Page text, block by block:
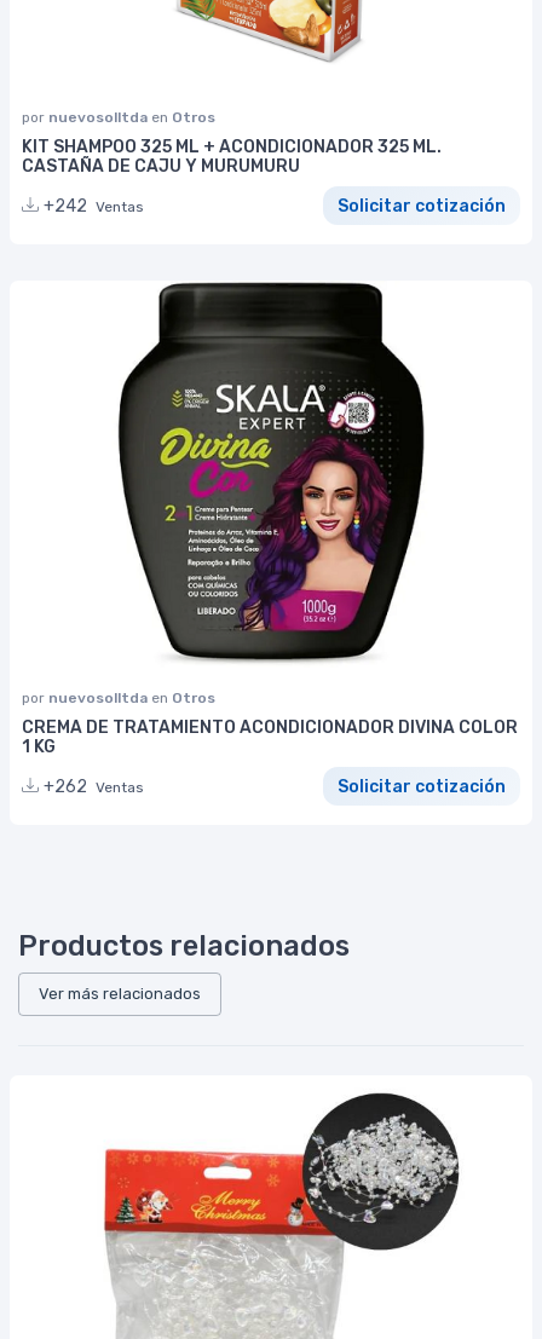
por nuevosolltda en Otros
KIT SHAMPOO 325 ML + ACONDICIONADOR 325 ML.
CASTAÑA DE CAJU Y MURUMURU
+242 Ventas Solicitar cotización
por nuevosolltda en Otros
CREMA DE TRATAMIENTO ACONDICIONADOR DIVINA COLOR
1 KG
+262 Ventas Solicitar cotización
Productos relacionados
Ver más relacionados